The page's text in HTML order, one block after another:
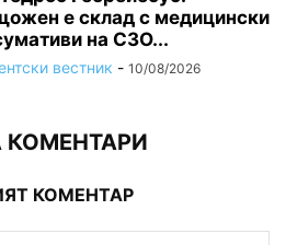
е склад с медицински
на СЗО...
вестник - 10/08/2026
КОМЕНТАР